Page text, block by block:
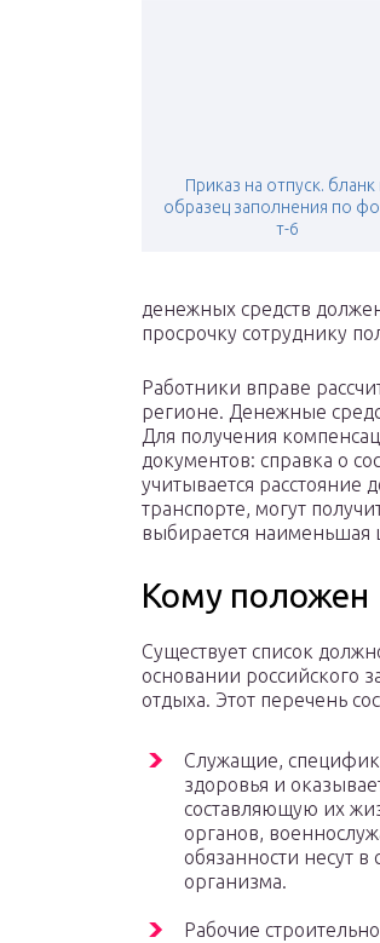
Приказ на отпуск. бланк
образец заполнения по
т-6
денежных средств
просрочку сотруднику
Работники вправе
регионе. Денежные
Для получения
документов: справка о
учитывается
транспорте, могут
выбирается наименьшая
Кому положен
Существует список
основании российского
отдыха. Этот перечень
Служащие,
здоровья и
составляющую их
органов,
обязанности несут
организма.
Рабочие